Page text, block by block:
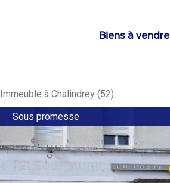
Main
Biens à vendre
Immeuble à Chalindrey (52)
Sous promesse